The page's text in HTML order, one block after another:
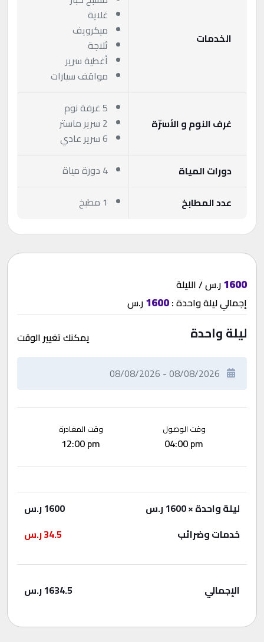
الخدمات
غلاية
ميكرويف
ثلاجة
أغطية سرير
مواقف سيارات
غرف النوم و الأسرّة
5 غرفة نوم
2 سرير ماستر
6 سرير عادي
دورات المياة
4 دورة مياة
عدد المطابخ
1 مطبخ
1600ر.س / الليلة
إجماليليلة واحدة:
1600ر.س
ليلة واحدة يمكنك تغيير الوقت
وقت الوصول
04:00 pm
وقت المغادرة
12:00 pm
ليلة واحدة× 1600 ر.س 1600ر.س
خدمات وضرائب
34.5ر.س
الإجمالي 1634.5ر.س